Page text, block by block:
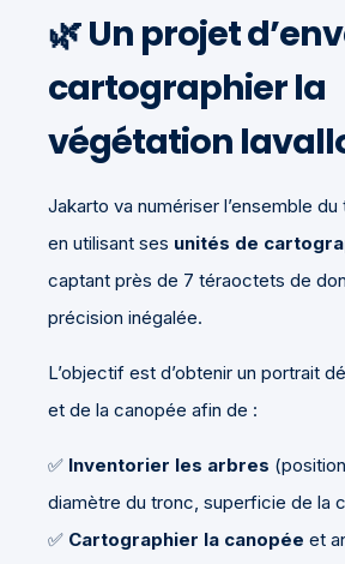
🌿Un projet
cartographier la
végétation
Jakarto va numériser l’ensemble
en utilisant ses unités de
captant près de 7 téraoctets de
précision inégalée.
L’objectif est d’obtenir un portrait
et de la canopée afin de :
✅ Inventorier les arbres
diamètre du tronc, superficie de la
✅ Cartographier la canopée et